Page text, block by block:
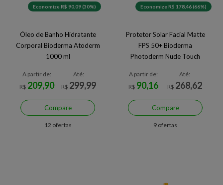
Economize R$ 90,09 (30%)
Óleo de Banho Hidratante
Corporal Bioderma Atoderm
1000 ml
A partir de:
R$ 209,90
Até:
R$ 299,99
Compare
12 ofertas
Economize R$ 178,46 (66%)
Protetor Solar Facial Matte
FPS 50+ Bioderma
Photoderm Nude Touch
A partir de:
R$ 90,16
Até:
R$ 268,62
Compare
9 ofertas